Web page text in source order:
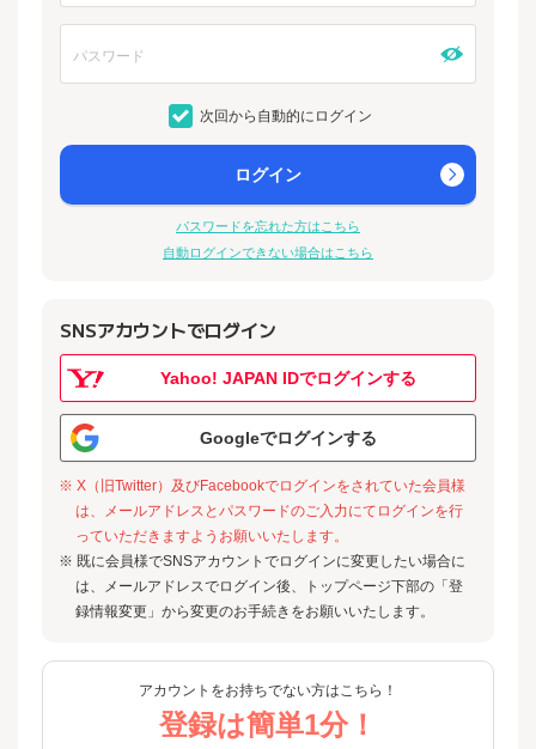
次回から自動的にログイン
ログイン
パスワードを忘れた方はこちら
自動ログインできない場合はこちら
SNSアカウントでログイン
Yahoo! JAPAN IDでログインする
Googleでログインする
※ X（旧Twitter）及びFacebookでログインをされていた会員様
は、メールアドレスとパスワードのご入力にてログインを行
っていただきますようお願いいたします。
※ 既に会員様でSNSアカウントでログインに変更したい場合に
は、メールアドレスでログイン後、トップページ下部の「登
録情報変更」から変更のお手続きをお願いいたします。
アカウントをお持ちでない方はこちら！
登録は簡単1分！